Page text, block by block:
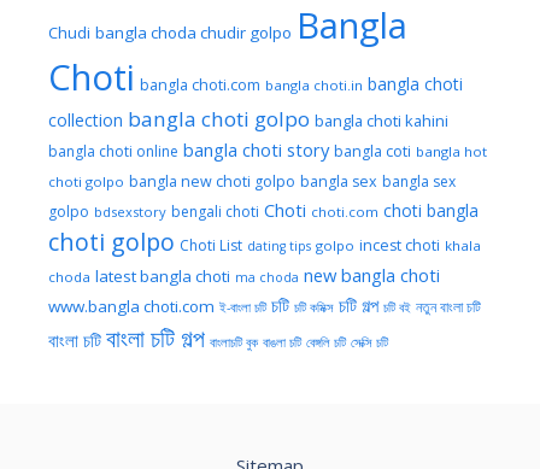
Chudi bangla choda chudir golpo Bangla
Choti bangla choti.com bangla choti.in bangla choti
collection bangla choti golpo bangla choti kahini
bangla choti online bangla choti story bangla coti bangla hot
choti golpo bangla new choti golpo bangla sex bangla sex
golpo bdsexstory bengali choti Choti choti.com choti bangla
choti golpo Choti List dating tips golpo incest choti khala
choda latest bangla choti ma choda new bangla choti
www.bangla choti.com ই-বাংলা চটি চটি চটি কমিক্স চটি গল্প চটি বই নতুন বাংলা চটি
বাংলা চটি বাংলা চটি গল্প বাংলাচটি বুক বাঙলা চটি বেঙ্গলি চটি সেক্সি চটি